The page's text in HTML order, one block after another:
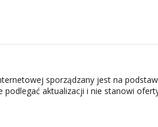
sporządzany jest na
podlegać aktualizacji i nie stanowi